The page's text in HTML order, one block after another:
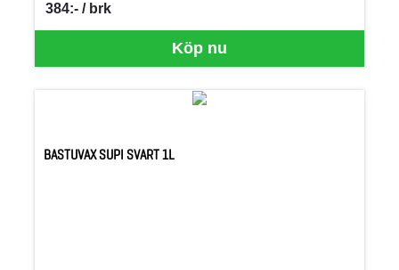
Köp nu
384:- / brk
SEK per BRK
BASTUVAX SUPI SVART 1L